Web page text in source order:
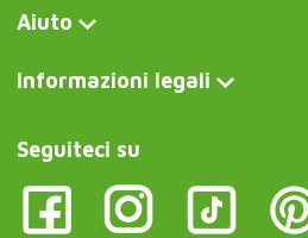
Aiuto
Informazioni legali
Seguiteci su